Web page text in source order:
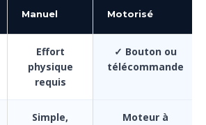
Manuel Motorisé
Effort
physique
requis
✓ Bouton ou
télécommande
Simple,
Moteur à